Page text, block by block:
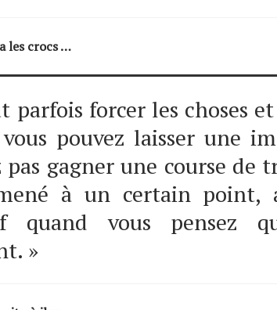
les crocs …
parfois forcer les choses
pouvez laisser une
pas gagner une course de
à un certain
quand vous pensez
»